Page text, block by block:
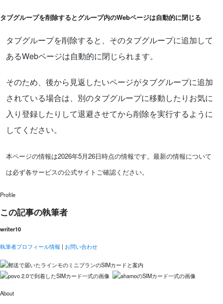
タブグループを削除するとグループ内のWebページは自動的に閉じる
タブグループを削除すると、そのタブグループに追加して
あるWebページは自動的に閉じられます。
そのため、後から見返したいページがタブグループに追加
されている場合は、別のタブグループに移動したりお気に
入り登録したりして退避させてから削除を実行するように
してください。
本ページの情報は2026年5月26日時点の情報です。最新の情報について
は必ず各サービスの公式サイトご確認ください。
Profile
この記事の執筆者
writer10
執筆者プロフィール情報 | お問い合わせ
About